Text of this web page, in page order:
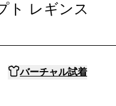
ト レギンス
バーチャル試着